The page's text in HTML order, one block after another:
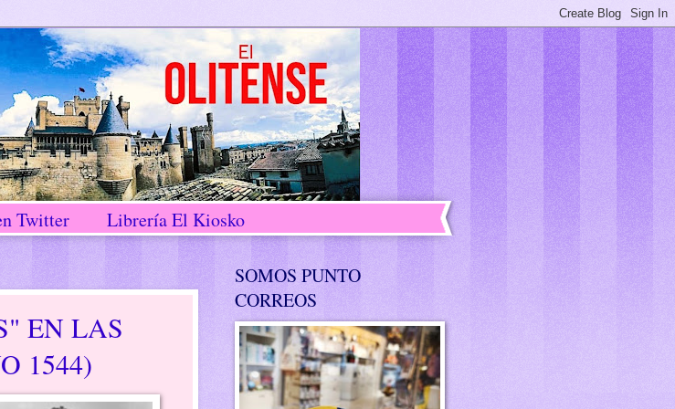
Twitter Librería El Kiosko
EN LAS
1544)
SOMOS PUNTO
CORREOS